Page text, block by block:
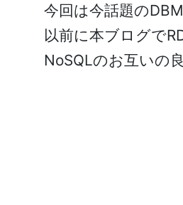
今回は今話題の
以前に本ブログで
NoSQLのお互いの